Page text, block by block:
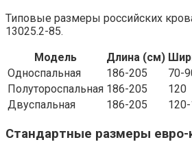
Типовые размеры российских
13025.2-85.
Модель
Длина (см)
Односпальная
186-205
70-
Полутороспальная 186-205
120
Двуспальная
186-205
Стандартные размеры евро-